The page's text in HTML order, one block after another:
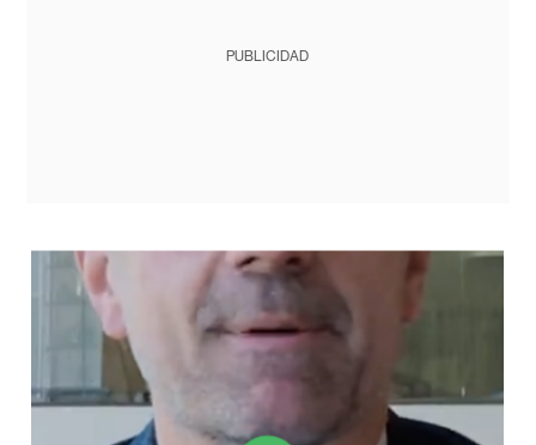
PUBLICIDAD